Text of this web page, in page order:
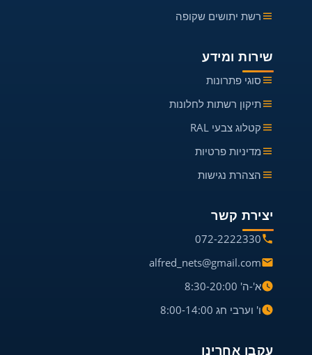
רשת יתושים שקופה
שירות ומידע
סוגי פתרונות
תיקון רשתות לחלונות
קטלוג צבעי RAL
מדיניות פרטיות
הצהרת נגישות
יצירת קשר
072-2222330
alfred_nets@gmail.com
א'-ה' 8:30-20:00
ו' וערבי חג 8:00-14:00
עקבו אחרינו